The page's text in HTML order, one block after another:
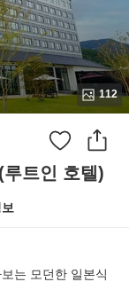
112
트인 호텔)
는 모던한 일본식